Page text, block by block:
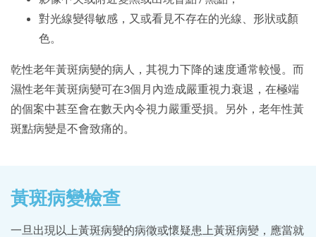
對光線變得敏感，又或看見不存在的光線、形狀或顏
色。
乾性老年黃斑病變的病人，其視力下降的速度通常較慢。而
濕性老年黃斑病變可在3個月內造成嚴重視力衰退，在極端
的個案中甚至會在數天內令視力嚴重受損。另外，老年性黃
斑點病變是不會致痛的。
黃斑病變檢查
一旦出現以上黃斑病變的病徵或懷疑患上黃斑病變，應當就